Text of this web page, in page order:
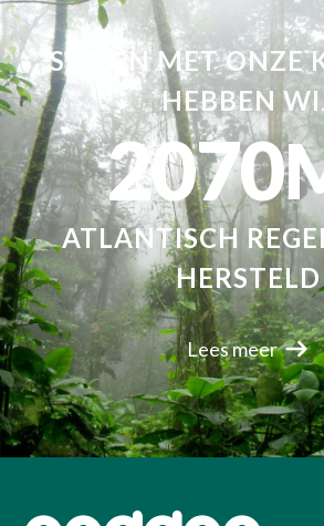
SAMEN MET ONZE
HEBBEN
2070
ATLANTISCH
HERSTELD
Lees meer